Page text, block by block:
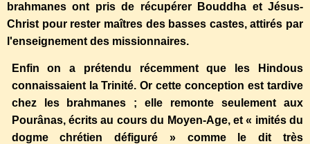
brahmanes ont pris de récupérer Bouddha et Jésus-
Christ pour rester maîtres des basses castes, attirés par
l'enseignement des missionnaires.
Enfin on a prétendu récemment que les Hindous
connaissaient la Trinité. Or cette conception est tardive
chez les brahmanes ; elle remonte seulement aux
Pourânas, écrits au cours du Moyen-Age, et « imités du
dogme chrétien défiguré » comme le dit très